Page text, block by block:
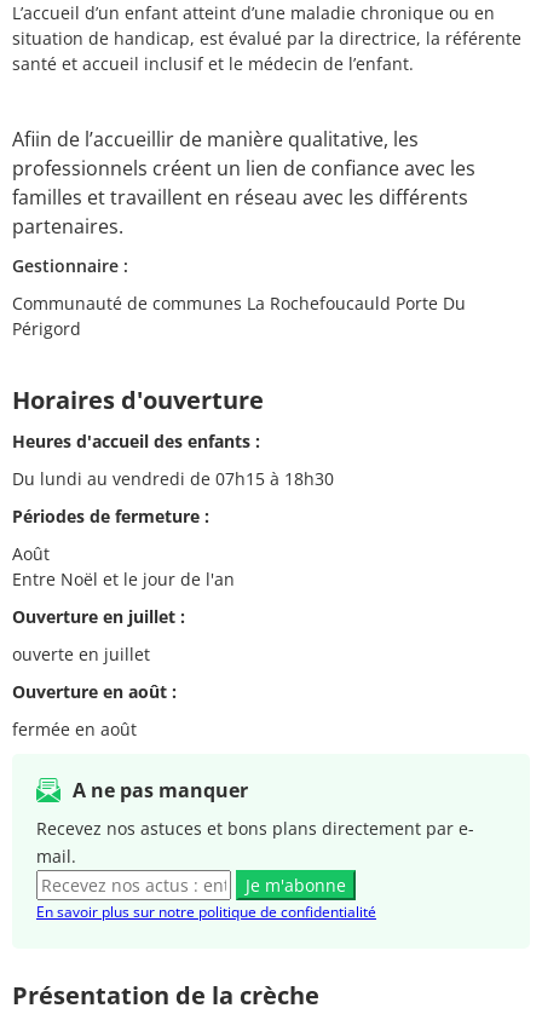
L’accueil d’un enfant atteint d’une maladie chronique ou en
situation de handicap, est évalué par la directrice, la référente
santé et accueil inclusif et le médecin de l’enfant.
Afiin de l’accueillir de manière qualitative, les
professionnels créent un lien de confiance avec les
familles et travaillent en réseau avec les différents
partenaires.
Gestionnaire :
Communauté de communes La Rochefoucauld Porte Du
Périgord
Horaires d'ouverture
Heures d'accueil des enfants :
Du lundi au vendredi de 07h15 à 18h30
Périodes de fermeture :
Août
Entre Noël et le jour de l'an
Ouverture en juillet :
ouverte en juillet
Ouverture en août :
fermée en août
A ne pas manquer
Recevez nos astuces et bons plans directement par e-
mail.
Je m'abonne
En savoir plus sur notre politique de confidentialité
Présentation de la crèche